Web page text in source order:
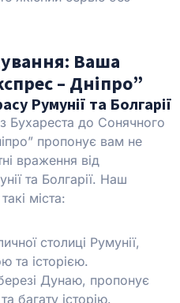
Ваша
– Дніпро”
Румунії та Болгарії
до Сонячного
пропонує вам не
враження від
та Болгарії. Наш
міста:
столиці Румунії,
та історією.
Дунаю, пропонує
багату історію.